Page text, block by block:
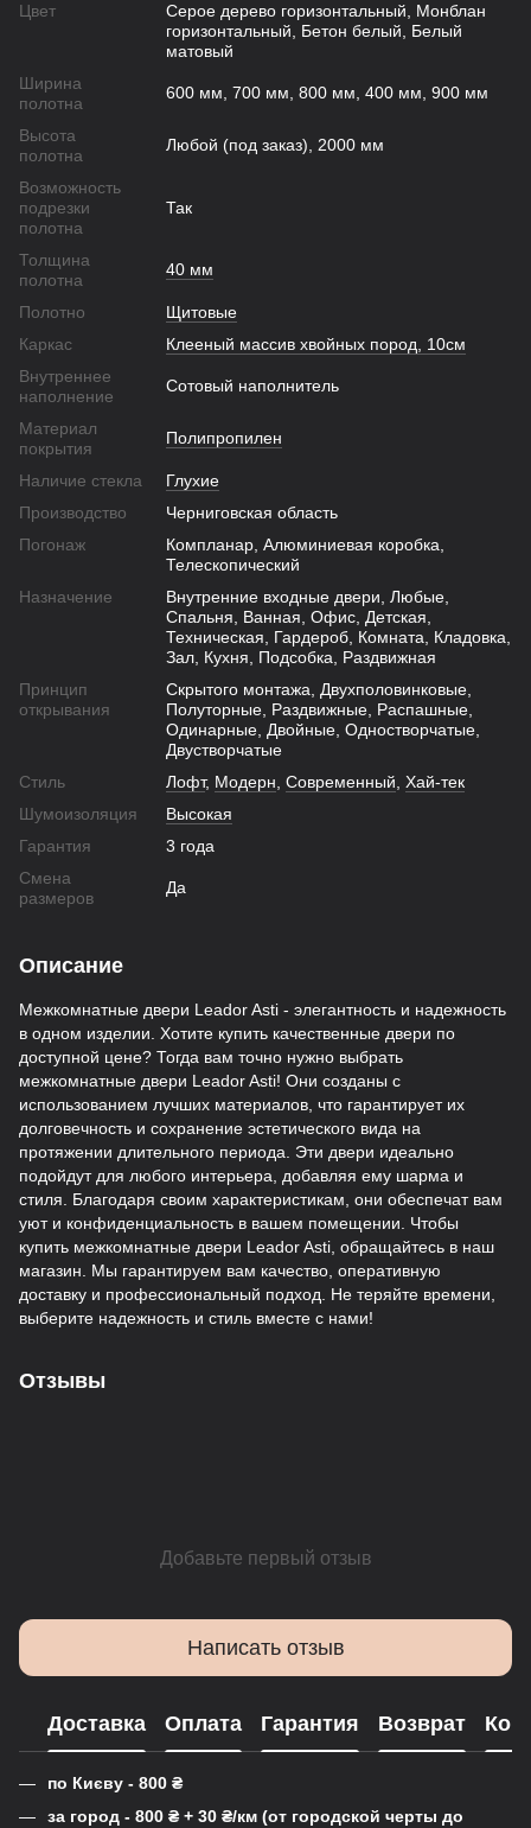
Цвет
Серое дерево горизонтальный, Монблан
горизонтальный, Бетон белый, Белый
матовый
Ширина
полотна
600 мм, 700 мм, 800 мм, 400 мм, 900 мм
Высота
полотна
Любой (под заказ), 2000 мм
Возможность
подрезки
полотна
Так
Толщина
полотна
40 мм
Полотно
Щитовые
Каркас
Клееный массив хвойных пород, 10см
Внутреннее
наполнение
Сотовый наполнитель
Материал
покрытия
Полипропилен
Наличие стекла
Глухие
Производство
Черниговская область
Погонаж
Компланар, Алюминиевая коробка,
Телескопический
Назначение
Внутренние входные двери, Любые,
Спальня, Ванная, Офис, Детская,
Техническая, Гардероб, Комната, Кладовка,
Зал, Кухня, Подсобка, Раздвижная
Принцип
открывания
Скрытого монтажа, Двухполовинковые,
Полуторные, Раздвижные, Распашные,
Одинарные, Двойные, Одностворчатые,
Двустворчатые
Стиль
Лофт, Модерн Современный Хай-тек
Шумоизоляция
Высокая
Гарантия
3 года
Смена
размеров
Да
Описание
Межкомнатные двери Leador Asti - элегантность и надежность
в одном изделии. Хотите купить качественные двери по
доступной цене? Тогда вам точно нужно выбрать
межкомнатные двери Leador Asti! Они созданы с
использованием лучших материалов, что гарантирует их
долговечность и сохранение эстетического вида на
протяжении длительного периода. Эти двери идеально
подойдут для любого интерьера, добавляя ему шарма и
стиля. Благодаря своим характеристикам, они обеспечат вам
уют и конфиденциальность в вашем помещении. Чтобы
купить межкомнатные двери Leador Asti, обращайтесь в наш
магазин. Мы гарантируем вам качество, оперативную
доставку и профессиональный подход. Не теряйте времени,
выберите надежность и стиль вместе с нами!
Отзывы
Добавьте первый отзыв
Написать отзыв
Доставка Оплата Гарантия Возврат
по Києву - 800 ₴
за город - 800 ₴ + 30 ₴/км (от городской черты до